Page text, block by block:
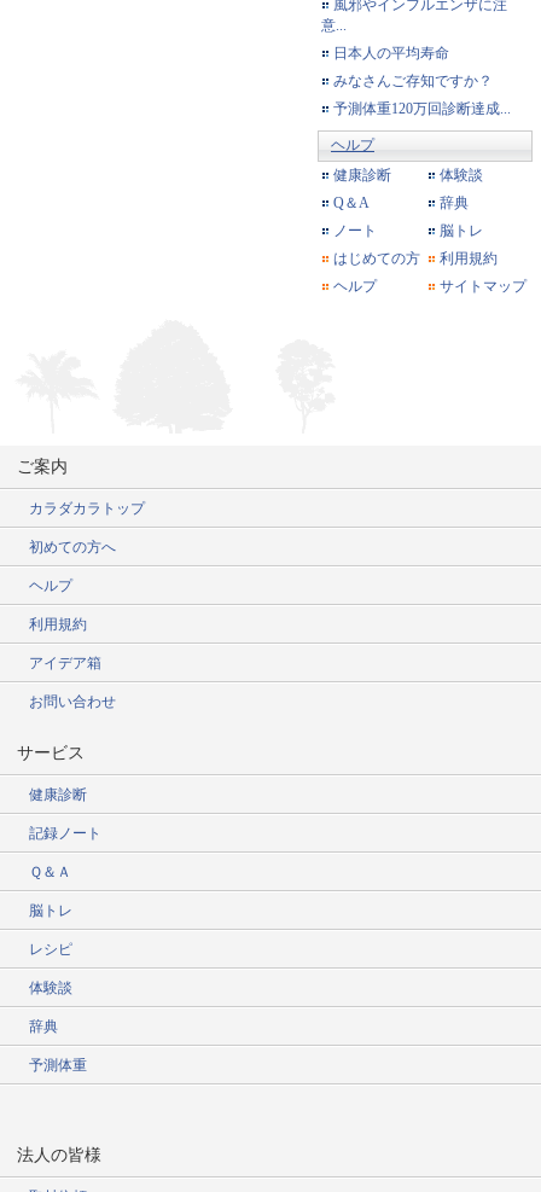
風邪やインフルエンザに注
意...
日本人の平均寿命
みなさんご存知ですか？
予測体重120万回診断達成...
ヘルプ
健康診断
体験談
Q＆A
辞典
ノート
脳トレ
はじめての方
利用規約
ヘルプ
サイトマップ
ご案内
カラダカラトップ
初めての方へ
ヘルプ
利用規約
アイデア箱
お問い合わせ
サービス
健康診断
記録ノート
Ｑ＆Ａ
脳トレ
レシピ
体験談
辞典
予測体重
法人の皆様